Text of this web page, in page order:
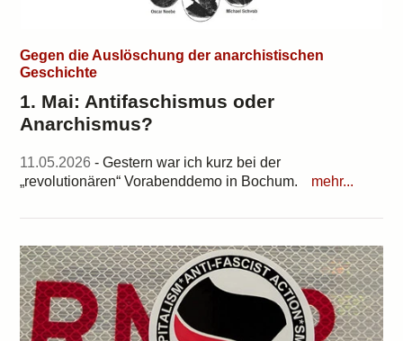
Gegen die Auslöschung der anarchistischen
Geschichte
1. Mai: Antifaschismus oder
Anarchismus?
11.05.2026 - Gestern war ich kurz bei der
„revolutionären“ Vorabenddemo in Bochum.
mehr...